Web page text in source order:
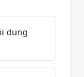
dung